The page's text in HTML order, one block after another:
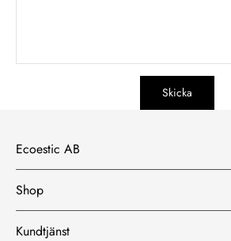
Skicka
Ecoestic AB
Shop
Kundtjänst